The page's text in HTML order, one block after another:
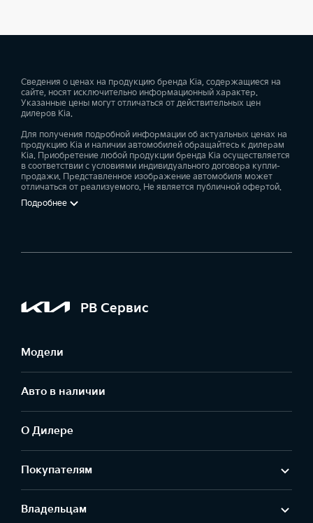
Сведения о ценах на продукцию бренда Kia, содержащиеся на
сайте, носят исключительно информационный характер.
Указанные цены могут отличаться от действительных цен
дилеров Kia.
Для получения подробной информации об актуальных ценах на
продукцию Kia и наличии автомобилей обращайтесь к дилерам
Kia. Приобретение любой продукции бренда Kia осуществляется
в соответствии с условиями индивидуального договора купли-
продажи. Представленное изображение автомобиля может
отличаться от реализуемого. Не является публичной офертой.
Подробнее
РВ Сервис
Модели
Авто в наличии
О Дилере
Покупателям
Владельцам